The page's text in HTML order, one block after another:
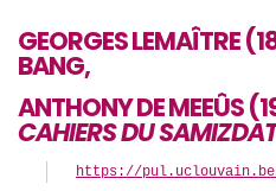
GEORGES LEMAÎTRE
BANG,
ANTHONY DE MEEÛS
CAHIERS DU
https://pul.uclouvain.be/